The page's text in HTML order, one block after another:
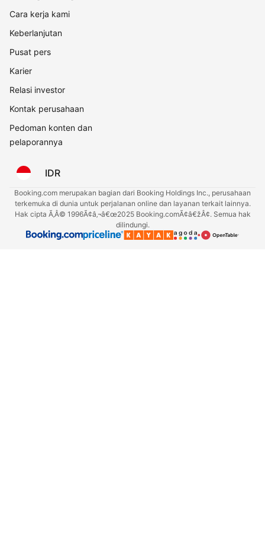
Cara kerja kami
Keberlanjutan
Pusat pers
Karier
Relasi investor
Kontak perusahaan
Pedoman konten dan
pelaporannya
IDR
Booking.com merupakan bagian dari Booking Holdings Inc., perusahaan
terkemuka di dunia untuk perjalanan online dan layanan terkait lainnya.
Hak cipta Ã‚Â© 1996Ã¢â‚¬â€œ2025 Booking.comÃ¢â€žÂ¢. Semua hak
dilindungi.